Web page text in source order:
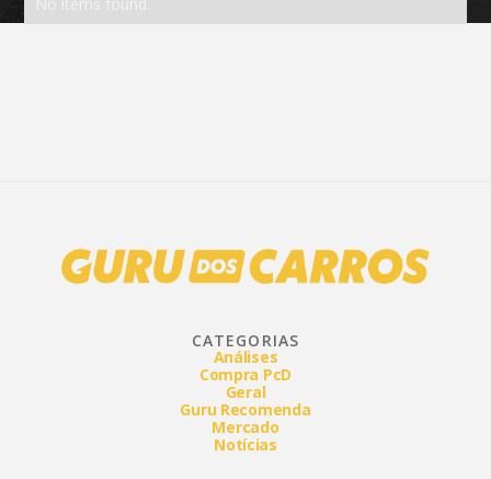
CATEGORIAS
Análises
Compra PcD
Geral
Guru Recomenda
Mercado
Notícias